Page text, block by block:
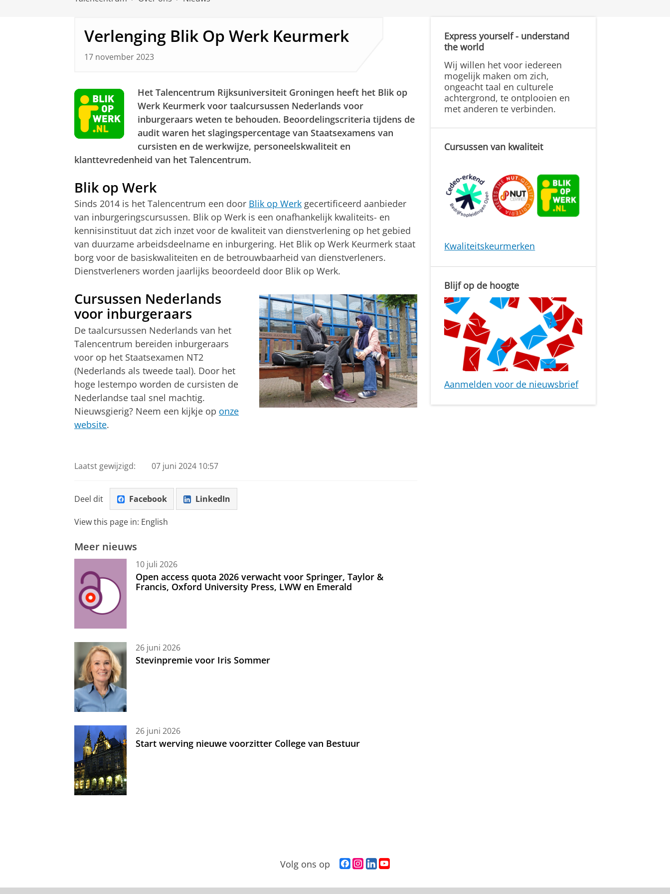
Verlenging Blik Op Werk Keurmerk
17 november 2023
Het Talencentrum Rijksuniversiteit Groningen heeft het Blik op
Werk Keurmerk voor taalcursussen Nederlands voor
inburgeraars weten te behouden. Beoordelingscriteria tijdens de
audit waren het slagingspercentage van Staatsexamens van
cursisten en de werkwijze, personeelskwaliteit en
klanttevredenheid van het Talencentrum.
Blik op Werk
Sinds 2014 is het Talencentrum een door Blik op Werk gecertificeerd aanbieder
van inburgeringscursussen. Blik op Werk is een onafhankelijk kwaliteits- en
kennisinstituut dat zich inzet voor de kwaliteit van dienstverlening op het gebied
van duurzame arbeidsdeelname en inburgering. Het Blik op Werk Keurmerk staat
borg voor de basiskwaliteiten en de betrouwbaarheid van dienstverleners.
Dienstverleners worden jaarlijks beoordeeld door Blik op Werk.
Cursussen Nederlands
voor inburgeraars
De taalcursussen Nederlands van het
Talencentrum bereiden inburgeraars
voor op het Staatsexamen NT2
(Nederlands als tweede taal). Door het
hoge lestempo worden de cursisten de
Nederlandse taal snel machtig.
Nieuwsgierig? Neem een kijkje op onze
website.
Laatst gewijzigd: 07 juni 2024 10:57
Deel dit Facebook LinkedIn
View this page in: English
Meer nieuws
10 juli 2026
Open access quota 2026 verwacht voor Springer, Taylor &
Francis, Oxford University Press, LWW en Emerald
26 juni 2026
Stevinpremie voor Iris Sommer
26 juni 2026
Start werving nieuwe voorzitter College van Bestuur
Express yourself - understand
the world
Wij willen het voor iedereen
mogelijk maken om zich,
ongeacht taal en culturele
achtergrond, te ontplooien en
met anderen te verbinden.
Cursussen van kwaliteit
Kwaliteitskeurmerken
Blijf op de hoogte
Aanmelden voor de nieuwsbrief
Volg ons op
F
c
s
L
n
u